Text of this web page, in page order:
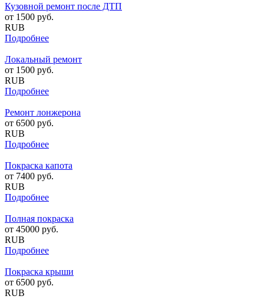
Кузовной ремонт после ДТП
от 1500 руб.
RUB
Подробнее
Локальный ремонт
от 1500 руб.
RUB
Подробнее
Ремонт лонжерона
от 6500 руб.
RUB
Подробнее
Покраска капота
от 7400 руб.
RUB
Подробнее
Полная покраска
от 45000 руб.
RUB
Подробнее
Покраска крыши
от 6500 руб.
RUB